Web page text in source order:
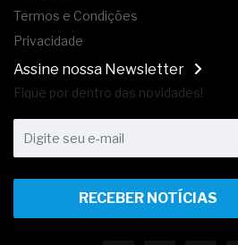
Termos e Condições
Privacidade
Assine nossa Newsletter
Fique por dentro das novidades!
RECEBER NOTÍCIAS